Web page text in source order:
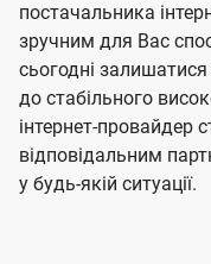
постачальника
зручним для Вас
сьогодні
до стабільного
інтернет-провайдер
відповідальним
у будь-якій ситуації.